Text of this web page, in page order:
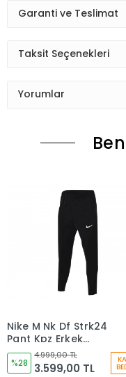
Garanti ve Teslimat
Taksit Seçenekleri
Yorumlar
Nike M Nk Df Strk24
Pant Kpz Erkek
Eşofman Altı Siyah
Fd7574-010
%28
4.999,00 TL
3.599,00 TL